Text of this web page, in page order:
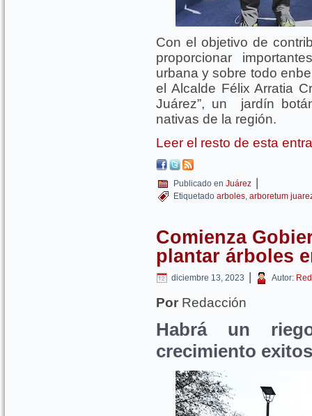
Con el objetivo de
proporcionar
urbana y sobre todo
el Alcalde Félix Arratia
Juárez”, un jardín
nativas de la región.
Leer el resto de esta
Publicado en Juárez |
Etiquetado arboles, arboretum
Comienza
plantar árboles
diciembre 13, 2023 | Autor:
Por Redacción
Habrá un
crecimiento